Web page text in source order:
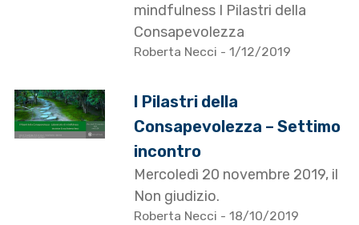
mindfulness I Pilastri della
Consapevolezza
Roberta Necci - 1/12/2019
I Pilastri della
Consapevolezza – Settimo
incontro
Mercoledì 20 novembre 2019, il
Non giudizio.
Roberta Necci - 18/10/2019